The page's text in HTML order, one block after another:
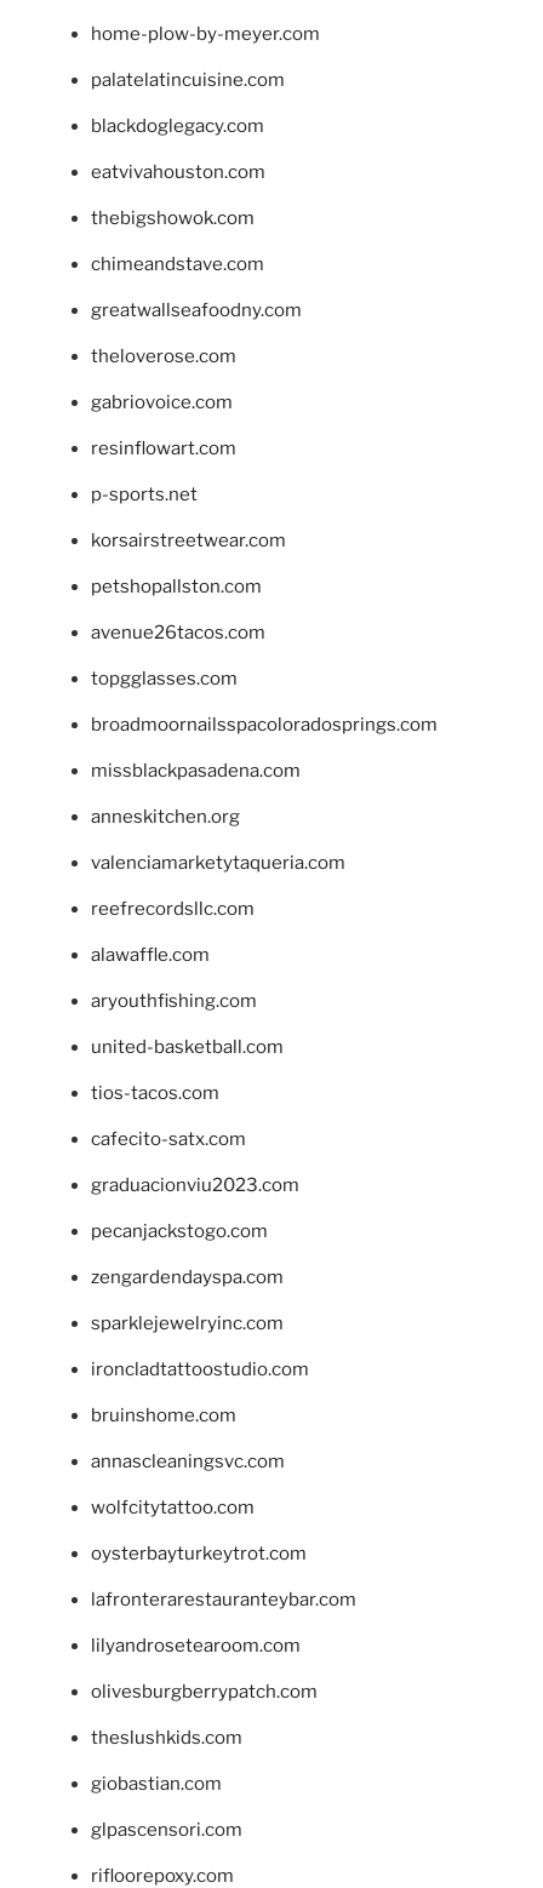
home-plow-by-meyer.com
palatelatincuisine.com
blackdoglegacy.com
eatvivahouston.com
thebigshowok.com
chimeandstave.com
greatwallseafoodny.com
theloverose.com
gabriovoice.com
resinflowart.com
p-sports.net
korsairstreetwear.com
petshopallston.com
avenue26tacos.com
topgglasses.com
broadmoornailsspacoloradosprings.com
missblackpasadena.com
anneskitchen.org
valenciamarketytaqueria.com
reefrecordsllc.com
alawaffle.com
aryouthfishing.com
united-basketball.com
tios-tacos.com
cafecito-satx.com
graduacionviu2023.com
pecanjackstogo.com
zengardendayspa.com
sparklejewelryinc.com
ironcladtattoostudio.com
bruinshome.com
annascleaningsvc.com
wolfcitytattoo.com
oysterbayturkeytrot.com
lafronterarestauranteybar.com
lilyandrosetearoom.com
olivesburgberrypatch.com
theslushkids.com
giobastian.com
glpascensori.com
rifloorepoxy.com